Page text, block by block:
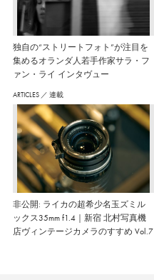
独自の“ストリートフォト”が注目を
集めるオランダ人若手作家サラ・フ
ァン・ライ インタヴュー
ARTICLES ／ 連載
非公開: ライカの超希少名玉ズミル
ックス35mm f1.4｜新宿 北村写真機
店ヴィンテージカメラのすすめ Vol.7